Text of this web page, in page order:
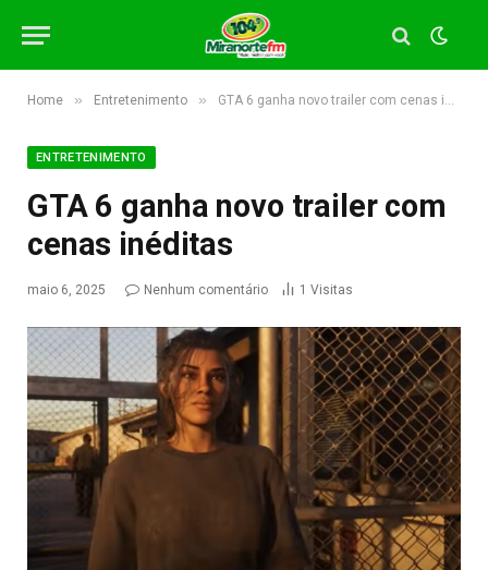
Home » Entretenimento » GTA 6 ganha novo trailer com cenas inéditas
ENTRETENIMENTO
GTA 6 ganha novo trailer com
cenas inéditas
maio 6, 2025 Nenhum comentário 1 Visitas